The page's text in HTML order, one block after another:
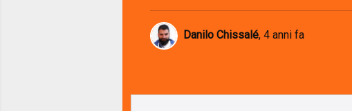
Danilo Chissalé, 4 anni fa